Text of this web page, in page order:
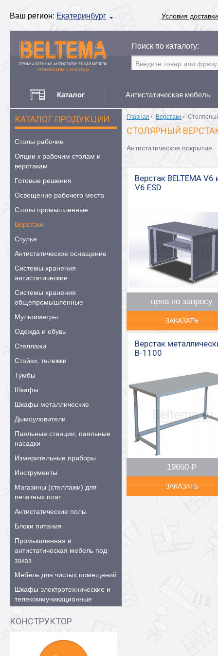
Ваш регион: Екатеринбург Условия доставки
Поиск по каталогу:
Каталог Антистатическая мебель
КАТАЛОГ ПРОДУКЦИИ
Столы рабочие
Опции к рабочим столам и
верстакам
Готовые решения
Освещение рабочего места
Столы промышленные
Верстаки
Стулья
Антистатическое оснащение
Системы хранения
антистатические
Системы хранения
общепромышленные
Мультиметры
Одежда и обувь
Стеллажи
Стойки, тележки
Тумбы
Шкафы
Шкафы металлические
Дымоуловители
Паяльные станции, паяльные
насадки
Измерительные приборы
Инструменты
Магазины (стеллажи) для
печатных плат
Антистатические полы
Блоки питания
Промышленная и
антистатическая мебель под
заказ
Мебель для чистых помещений
Шкафы электротехнические и
телекоммуникационные
КОНСТРУКТОР
Главная / Верстаки /
СТОЛЯРНЫЙ
Антистатическое покрытие
Верстак BELTEMA V6
V6 ESD
цена по запросу
ЗАКАЗАТЬ
Верстак
В-1100
19650 Р
–
ЗАКАЗАТЬ